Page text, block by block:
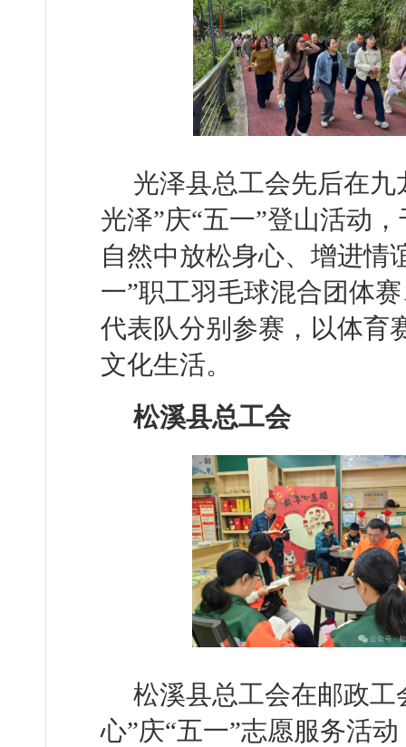
光泽县总工会先后在九
光泽”庆“五一”登山活动
自然中放松身心、增进情
一”职工羽毛球混合团体
代表队分别参赛，以体育
文化生活。
松溪县总工会
松溪县总工会在邮政
心”庆“五一”志愿服务活